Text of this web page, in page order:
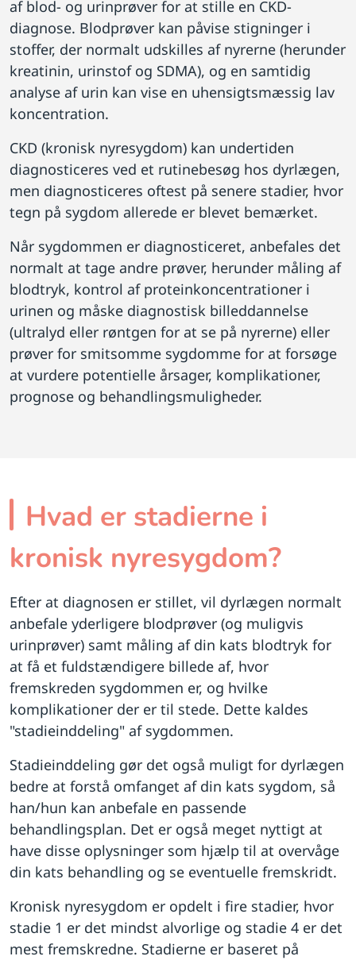
af blod- og urinprøver for at stille en CKD-
diagnose. Blodprøver kan påvise stigninger i
stoffer, der normalt udskilles af nyrerne (herunder
kreatinin, urinstof og SDMA), og en samtidig
analyse af urin kan vise en uhensigtsmæssig lav
koncentration.
CKD (kronisk nyresygdom) kan undertiden
diagnosticeres ved et rutinebesøg hos dyrlægen,
men diagnosticeres oftest på senere stadier, hvor
tegn på sygdom allerede er blevet bemærket.
Når sygdommen er diagnosticeret, anbefales det
normalt at tage andre prøver, herunder måling af
blodtryk, kontrol af proteinkoncentrationer i
urinen og måske diagnostisk billeddannelse
(ultralyd eller røntgen for at se på nyrerne) eller
prøver for smitsomme sygdomme for at forsøge
at vurdere potentielle årsager, komplikationer,
prognose og behandlingsmuligheder.
Hvad er stadierne i
kronisk nyresygdom?
Efter at diagnosen er stillet, vil dyrlægen normalt
anbefale yderligere blodprøver (og muligvis
urinprøver) samt måling af din kats blodtryk for
at få et fuldstændigere billede af, hvor
fremskreden sygdommen er, og hvilke
komplikationer der er til stede. Dette kaldes
"stadieinddeling" af sygdommen.
Stadieinddeling gør det også muligt for dyrlægen
bedre at forstå omfanget af din kats sygdom, så
han/hun kan anbefale en passende
behandlingsplan. Det er også meget nyttigt at
have disse oplysninger som hjælp til at overvåge
din kats behandling og se eventuelle fremskridt.
Kronisk nyresygdom er opdelt i fire stadier, hvor
stadie 1 er det mindst alvorlige og stadie 4 er det
mest fremskredne. Stadierne er baseret på